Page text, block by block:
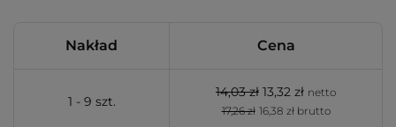
Nakład Cena
1 - 9 szt.
14,03 zł 13,32 zł netto
17,26 zł 16,38 zł brutto